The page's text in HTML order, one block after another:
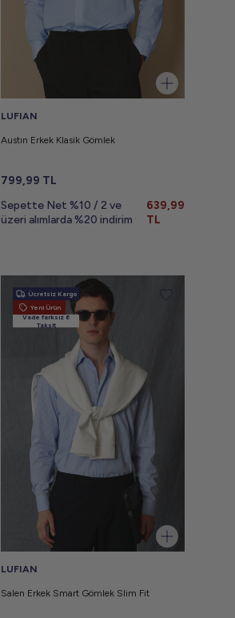
LUFIAN
Austın Erkek Klasik Gömlek
799,99 TL
Sepette Net %10 / 2 ve
üzeri alımlarda %20 indirim
639,99
TL
Ücretsiz Kargo
Yeni Ürün
Vade farksız 6
Taksit
LUFIAN
Salen Erkek Smart Gömlek Slim Fit